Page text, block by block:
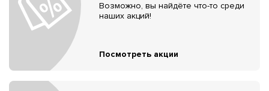
Возможно, вы найдёте что-то среди
наших акций!
Посмотреть акции